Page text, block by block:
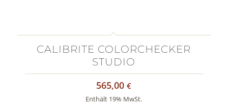
CALIBRITE COLORCHECKER
STUDIO
565,00€
Enthält 19% MwSt.